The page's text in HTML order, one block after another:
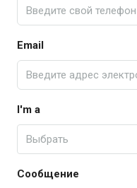
Email
I'm a
Выбрать
Сообщение